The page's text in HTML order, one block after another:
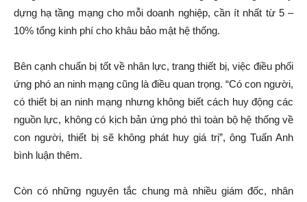
dựng hạ tầng mạng cho mỗi doanh nghiệp, cần ít nhất từ 5 –
10% tổng kinh phí cho khâu bảo mật hệ thống.
Bên cạnh chuẩn bị tốt về nhân lực, trang thiết bị, việc điều phối
ứng phó an ninh mạng cũng là điều quan trọng. “Có con người,
có thiết bị an ninh mạng nhưng không biết cách huy động các
nguồn lực, không có kịch bản ứng phó thì toàn bộ hệ thống về
con người, thiết bị sẽ không phát huy giá trị”, ông Tuấn Anh
bình luận thêm.
Còn có những nguyên tắc chung mà nhiều giám đốc, nhân